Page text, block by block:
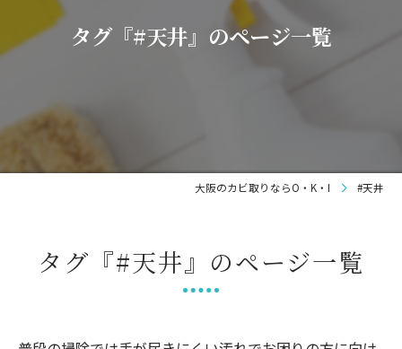
タグ『#天井』のページ一覧
大阪のカビ取りならO・K・I #天井
タグ『#天井』のページ一覧